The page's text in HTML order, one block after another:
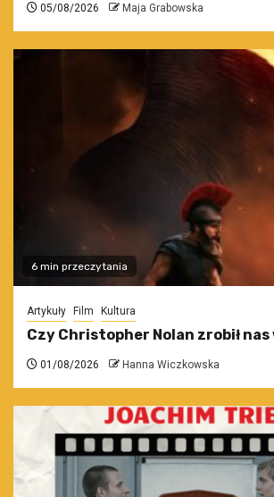
05/08/2026 Maja Grabowska
6 min przeczytania
Artykuły Film Kultura
Czy Christopher Nolan zrobił nas
01/08/2026 Hanna Wiczkowska